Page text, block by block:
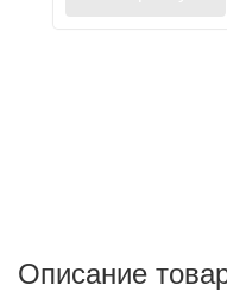
Описание